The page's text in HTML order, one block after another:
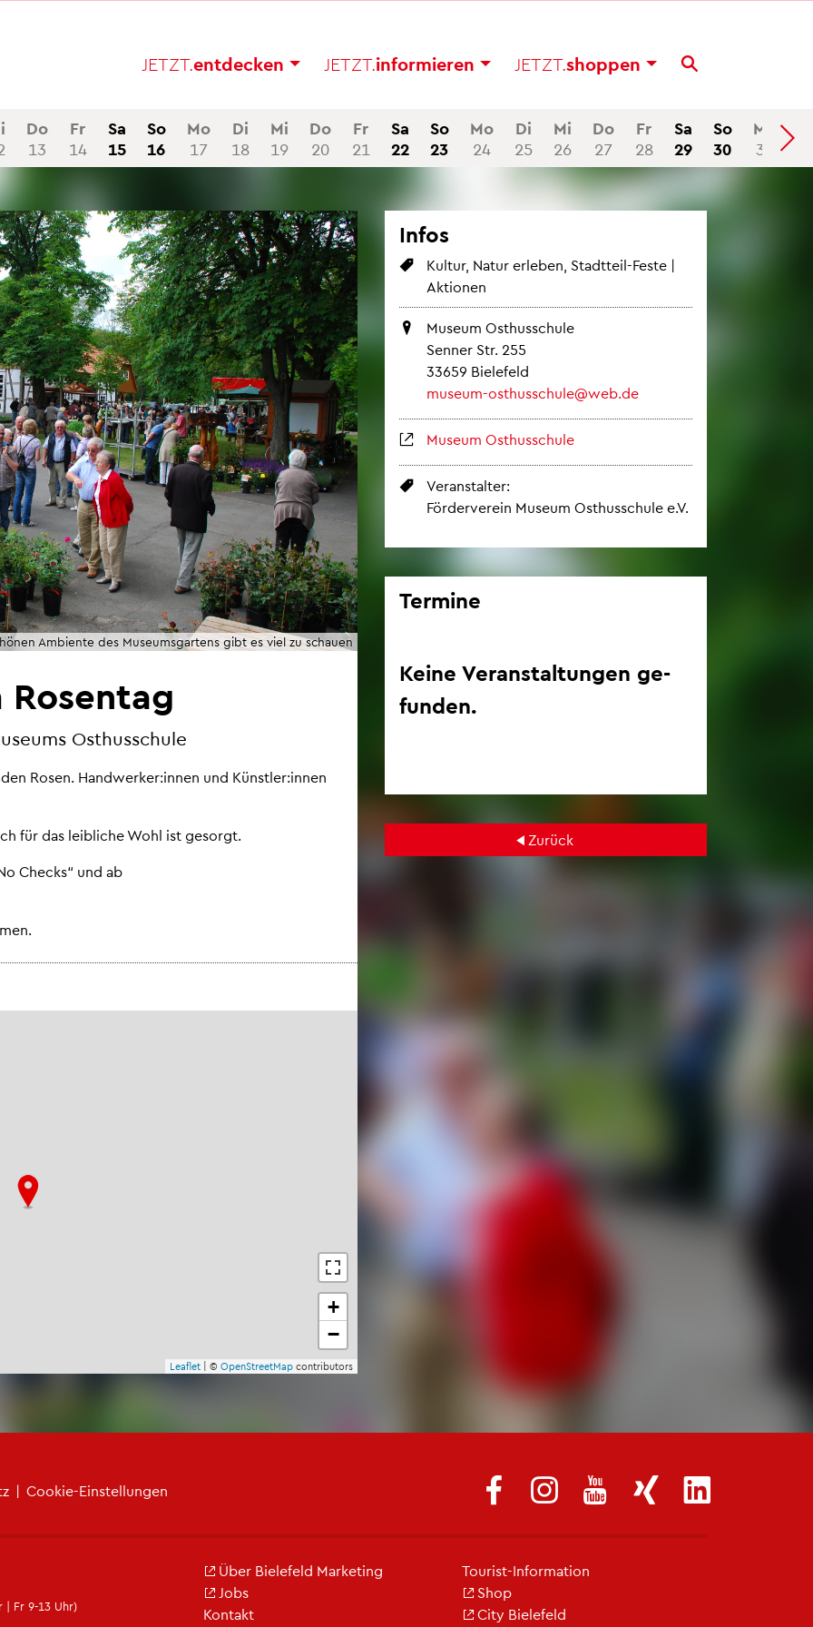
JETZT.ent­de­cken JETZT.in­for­mie­ren JETZT.shop­pen
Do
13
Fr
14
Sa
15
So
16
Mo
17
Di
18
Mi
19
Do
20
Fr
21
Sa
22
So
23
Mo
24
Di
25
Mi
26
Do
27
Fr
28
Sa
29
So
30
Mo
31
Am­bi­en­te des Mu­se­ums­gar­tens gibt es viel zu schau­en
Osthus­schu­le
Rosen. Hand­wer­ker:innen und Künst­ler:innen
für das leib­li­che Wohl ist ge­sorgt.
Checks“ und ab
+
−
Leaf­let| © Open­Street­Mapcon­tri­bu­tors
Infos
Kul­tur, Natur er­le­ben, Stadt­teil-Feste |
Ak­tio­nen
Mu­se­um Osthus­schu­le
Sen­ner Str. 255
33659 Bie­le­feld
mu­se­um-osthus­schu­le@​web.​de
Mu­se­um Osthus­schu­le
Ver­an­stal­ter:
För­der­ver­ein Mu­se­um Osthus­schu­le e.V.
Ter­mi­ne
Keine Ver­an­stal­tun­gen ge­
fun­den.
Zu­rück
| Coo­kie-Ein­stel­lun­gen
| Fr 9-13 Uhr)
Über Bie­le­feld Mar­ke­ting
Jobs
Kon­takt
Tou­rist-In­for­ma­ti­on
Shop
City Bie­le­feld